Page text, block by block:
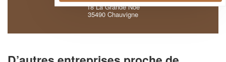
18 La Grande Noe
35490 Chauvigne